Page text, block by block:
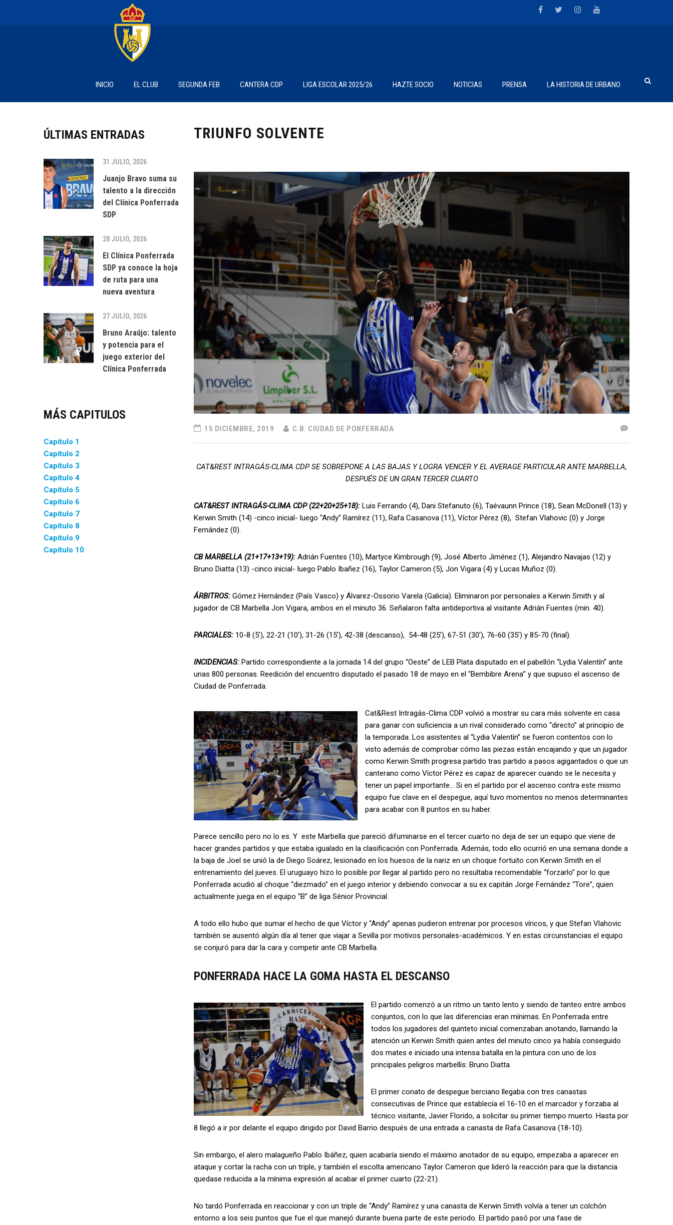
INICIO EL CLUB SEGUNDA FEB CANTERA CDP LIGA ESCOLAR 2025/26 HAZTE SOCIO NOTICIAS PRENSA LA HISTORIA DE URBANO
TRIUNFO SOLVENTE
15 DICIEMBRE, 2019 C.B. CIUDAD DE PONFERRADA
CAT&REST INTRAGÁS-CLIMA CDP SE SOBREPONE A LAS BAJAS Y LOGRA VENCER Y EL AVERAGE PARTICULAR ANTE MARBELLA,
DESPUÉS DE UN GRAN TERCER CUARTO
CAT&REST INTRAGÁS-CLIMA CDP (22+20+25+18): Luis Ferrando (4), Dani Stefanuto (6), Taévaunn Prince (18), Sean McDonell (13) y
Kerwin Smith (14) -cinco inicial- luego “Andy” Ramírez (11), Rafa Casanova (11), Víctor Pérez (8), Stefan Vlahovic (0) y Jorge
Fernández (0).
CB MARBELLA (21+17+13+19): Adrián Fuentes (10), Martyce Kimbrough (9), José Alberto Jiménez (1), Alejandro Navajas (12) y
Bruno Diatta (13) -cinco inicial- luego Pablo Ibañez (16), Taylor Cameron (5), Jon Vigara (4) y Lucas Muñoz (0).
ÁRBITROS: Gómez Hernández (País Vasco) y Álvarez-Ossorio Varela (Galicia). Eliminaron por personales a Kerwin Smith y al
jugador de CB Marbella Jon Vigara, ambos en el minuto 36. Señalaron falta antideportiva al visitante Adrián Fuentes (min. 40).
PARCIALES: 10-8 (5’), 22-21 (10’), 31-26 (15’), 42-38 (descanso), 54-48 (25’), 67-51 (30’), 76-60 (35’) y 85-70 (final).
INCIDENCIAS: Partido correspondiente a la jornada 14 del grupo “Oeste” de LEB Plata disputado en el pabellón “Lydia Valentín” ante
unas 800 personas. Reedición del encuentro disputado el pasado 18 de mayo en el “Bembibre Arena” y que supuso el ascenso de
Ciudad de Ponferrada.
Cat&Rest Intragás-Clima CDP volvió a mostrar su cara más solvente en casa
para ganar con suficiencia a un rival considerado como “directo” al principio de
la temporada. Los asistentes al “Lydia Valentín” se fueron contentos con lo
visto además de comprobar cómo las piezas están encajando y que un jugador
como Kerwin Smith progresa partido tras partido a pasos agigantados o que un
canterano como Víctor Pérez es capaz de aparecer cuando se le necesita y
tener un papel importante… Si en el partido por el ascenso contra este mismo
equipo fue clave en el despegue, aquí tuvo momentos no menos determinantes
para acabar con 8 puntos en su haber.
Parece sencillo pero no lo es. Y este Marbella que pareció difuminarse en el tercer cuarto no deja de ser un equipo que viene de
hacer grandes partidos y que estaba igualado en la clasificación con Ponferrada. Además, todo ello ocurrió en una semana donde a
la baja de Joel se unió la de Diego Soárez, lesionado en los huesos de la nariz en un choque fortuito con Kerwin Smith en el
entrenamiento del jueves. El uruguayo hizo lo posible por llegar al partido pero no resultaba recomendable “forzarlo” por lo que
Ponferrada acudió al choque “diezmado” en el juego interior y debiendo convocar a su ex capitán Jorge Fernández “Tore”, quien
actualmente juega en el equipo “B” de liga Sénior Provincial.
A todo ello hubo que sumar el hecho de que Víctor y “Andy” apenas pudieron entrenar por procesos víricos, y que Stefan Vlahovic
también se ausentó algún día al tener que viajar a Sevilla por motivos personales-académicos. Y en estas circunstancias el equipo
se conjuró para dar la cara y competir ante CB Marbella.
PONFERRADA HACE LA GOMA HASTA EL DESCANSO
El partido comenzó a un ritmo un tanto lento y siendo de tanteo entre ambos
conjuntos, con lo que las diferencias eran mínimas. En Ponferrada entre
todos los jugadores del quinteto inicial comenzaban anotando, llamando la
atención un Kerwin Smith quien antes del minuto cinco ya había conseguido
dos mates e iniciado una intensa batalla en la pintura con uno de los
principales peligros marbellís: Bruno Diatta.
El primer conato de despegue berciano llegaba con tres canastas
consecutivas de Prince que establecía el 16-10 en el marcador y forzaba al
técnico visitante, Javier Florido, a solicitar su primer tiempo muerto. Hasta por
8 llegó a ir por delante el equipo dirigido por David Barrio después de una entrada a canasta de Rafa Casanova (18-10).
Sin embargo, el alero malagueño Pablo Ibáñez, quien acabaría siendo el máximo anotador de su equipo, empezaba a aparecer en
ataque y cortar la racha con un triple, y también el escolta americano Taylor Cameron que lideró la reacción para que la distancia
quedase reducida a la mínima expresión al acabar el primer cuarto (22-21).
No tardó Ponferrada en reaccionar y con un triple de “Andy” Ramírez y una canasta de Kerwin Smith volvía a tener un colchón
entorno a los seis puntos que fue el que manejó durante buena parte de este periodo. El partido pasó por una fase de
ÚLTIMAS ENTRADAS
31 JULIO, 2026
Juanjo Bravo suma su
talento a la dirección
del Clínica Ponferrada
SDP
28 JULIO, 2026
El Clínica Ponferrada
SDP ya conoce la hoja
de ruta para una
nueva aventura
27 JULIO, 2026
Bruno Araújo: talento
y potencia para el
juego exterior del
Clínica Ponferrada
MÁS CAPITULOS
Capítulo 1
Capítulo 2
Capítulo 3
Capítulo 4
Capítulo 5
Capítulo 6
Capítulo 7
Capítulo 8
Capítulo 9
Capítulo 10